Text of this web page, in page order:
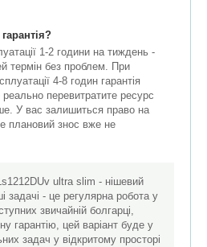
1-2 години на тиждень -
термін без проблем. При
4-8 годин гарантія
перевитратите ресурс
У вас залишиться право на
плановий знос вже не
ultra slim - нішевий
задачі - це регулярна робота у
звичайній болгарці,
гарантію, цей варіант буде у
задач у відкритому просторі